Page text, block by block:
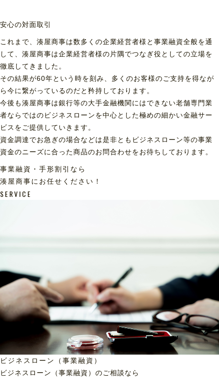
安心の対面取引
これまで、湊屋商事は数多くの企業経営者様と事業融資全般を通
して、湊屋商事は企業経営者様の片隅でつなぎ役としての立場を
徹底してきました。
その結果が60年という時を刻み、多くのお客様のご支持を得なが
ら今に繋がっているのだと矜持しております。
今後も湊屋商事は銀行等の大手金融機関にはできない老舗専門業
者ならではのビジネスローンを中心とした極めの細かい金融サー
ビスをご提供していきます。
資金調達でお急ぎの場合などは是非ともビジネスローン等の事業
資金のニーズに合った商品のお問合わせをお待ちしております。
事業融資・手形割引なら
湊屋商事にお任せください！
SERVICE
ビジネスローン（事業融資）
ビジネスローン（事業融資）のご相談なら